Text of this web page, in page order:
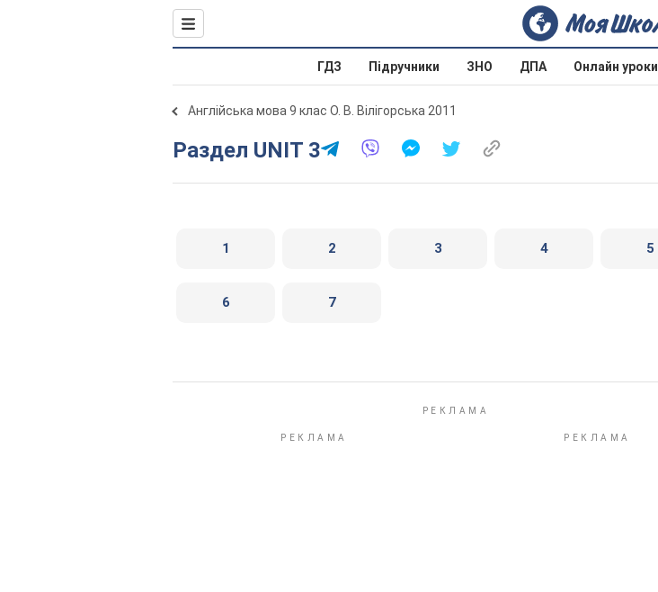
ГДЗ Підручники ЗНО ДПА Онлайн уроки
Англійська мова 9 клас О. В. Вілігорська 2011
Раздел UNIT 3
1 2 3 4 5
6 7